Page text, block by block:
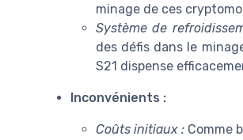
minage de ces
Système de
des défis dans le
S21 dispense
Inconvénients :
Coûts initiaux : Comme